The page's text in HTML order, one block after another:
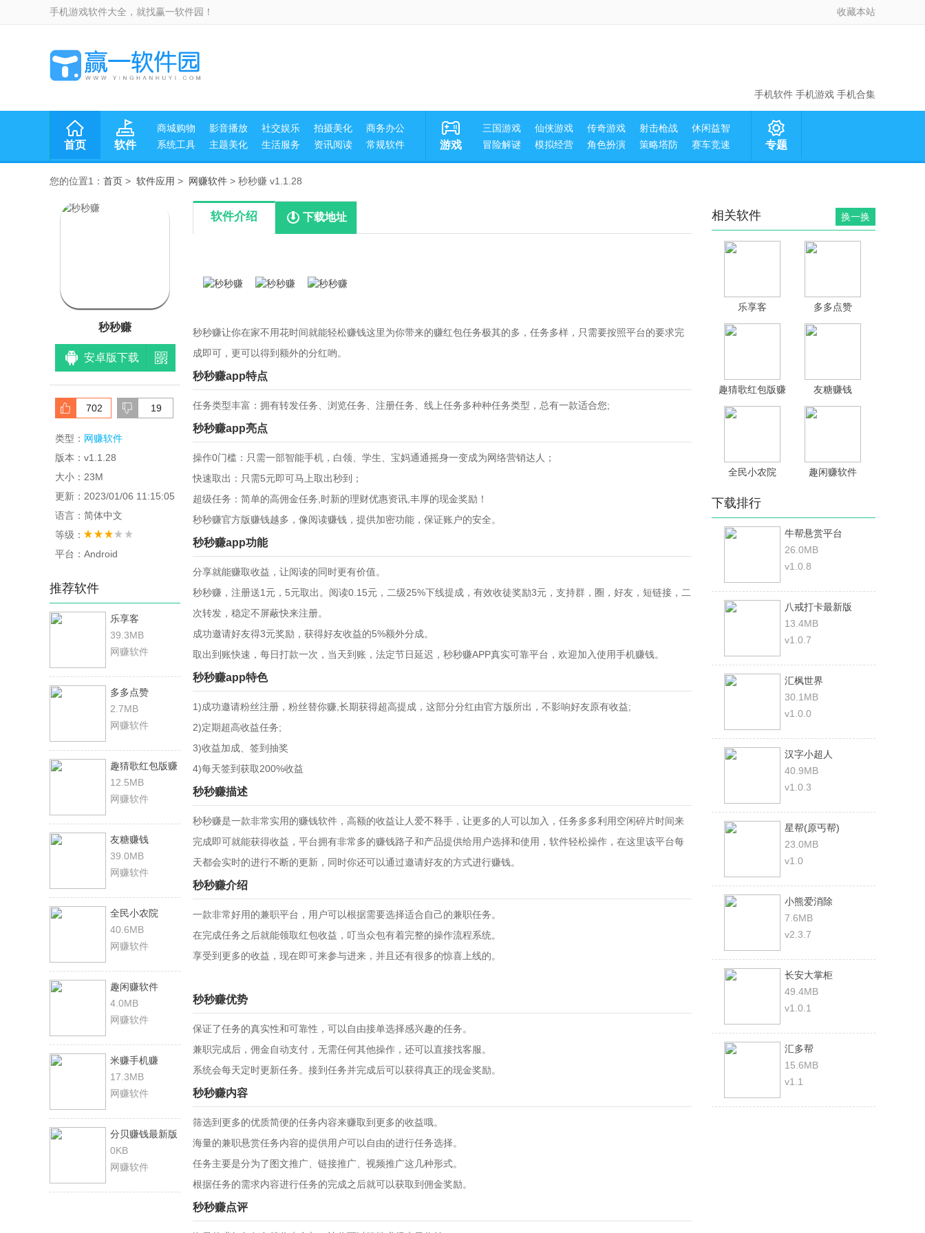
手机游戏软件大全，就找赢一软件园！ 收藏本站
手机软件 手机游戏 手机合集
首页 软件
商城购物 影音播放 社交娱乐 拍摄美化
商务办公
系统工具
主题美化 生活服务 资讯阅读 常规软件 游戏
三国游戏 仙侠游戏 传奇游戏 射击枪战
休闲益智
冒险解谜
模拟经营 角色扮演 策略塔防 赛车竞速 专题
您的位置1： 首页 > 软件应用 > 网赚软件 > 秒秒赚 v1.1.28
秒秒赚
安卓版下载
702 19
类型： 网赚软件
版本：v1.1.28
大小：23M
更新：2023/01/06 11:15:05
语言：简体中文
等级：
平台：Android
推荐软件
乐享客
39.3MB
网赚软件
多多点赞
2.7MB
网赚软件
趣猜歌红包版赚
钱
12.5MB
网赚软件
友糖赚钱
39.0MB
网赚软件
全民小农院
40.6MB
网赚软件
趣闲赚软件
4.0MB
网赚软件
米赚手机赚
17.3MB
网赚软件
分贝赚钱最新版
0KB
网赚软件
软件介绍 下载地址
秒秒赚让你在家不用花时间就能轻松赚钱这里为你带来的赚红包任务极其的多，任务多样，只需要按照平台的要求完
成即可，更可以得到额外的分红哟。
秒秒赚app特点
任务类型丰富：拥有转发任务、浏览任务、注册任务、线上任务多种种任务类型，总有一款适合您;
秒秒赚app亮点
操作0门槛：只需一部智能手机，白领、学生、宝妈通通摇身一变成为网络营销达人；
快速取出：只需5元即可马上取出秒到；
超级任务：简单的高佣金任务,时新的理财优惠资讯,丰厚的现金奖励！
秒秒赚官方版赚钱越多，像阅读赚钱，提供加密功能，保证账户的安全。
秒秒赚app功能
分享就能赚取收益，让阅读的同时更有价值。
秒秒赚，注册送1元，5元取出。阅读0.15元，二级25%下线提成，有效收徒奖励3元，支持群，圈，好友，短链接，二
次转发，稳定不屏蔽快来注册。
成功邀请好友得3元奖励，获得好友收益的5%额外分成。
取出到账快速，每日打款一次，当天到账，法定节日延迟，秒秒赚APP真实可靠平台，欢迎加入使用手机赚钱。
秒秒赚app特色
1)成功邀请粉丝注册，粉丝替你赚,长期获得超高提成，这部分分红由官方版所出，不影响好友原有收益;
2)定期超高收益任务;
3)收益加成、签到抽奖
4)每天签到获取200%收益
秒秒赚描述
秒秒赚是一款非常实用的赚钱软件，高额的收益让人爱不释手，让更多的人可以加入，任务多多利用空闲碎片时间来
完成即可就能获得收益，平台拥有非常多的赚钱路子和产品提供给用户选择和使用，软件轻松操作，在这里该平台每
天都会实时的进行不断的更新，同时你还可以通过邀请好友的方式进行赚钱。
秒秒赚介绍
一款非常好用的兼职平台，用户可以根据需要选择适合自己的兼职任务。
在完成任务之后就能领取红包收益，叮当众包有着完整的操作流程系统。
享受到更多的收益，现在即可来参与进来，并且还有很多的惊喜上线的。
秒秒赚优势
保证了任务的真实性和可靠性，可以自由接单选择感兴趣的任务。
兼职完成后，佣金自动支付，无需任何其他操作，还可以直接找客服。
系统会每天定时更新任务。接到任务并完成后可以获得真正的现金奖励。
秒秒赚内容
筛选到更多的优质简便的任务内容来赚取到更多的收益哦。
海量的兼职悬赏任务内容的提供用户可以自由的进行任务选择。
任务主要是分为了图文推广、链接推广、视频推广这几种形式。
根据任务的需求内容进行任务的完成之后就可以获取到佣金奖励。
秒秒赚点评
换一换
相关软件
乐享客 多多点赞
趣猜歌红包版赚
钱
友糖赚钱
全民小农院 趣闲赚软件
下载排行
牛帮悬赏平台
26.0MB
v1.0.8
八戒打卡最新版
13.4MB
v1.0.7
汇枫世界
30.1MB
v1.0.0
汉字小超人
40.9MB
v1.0.3
星帮(原丐帮)
23.0MB
v1.0
小熊爱消除
7.6MB
v2.3.7
长安大掌柜
49.4MB
v1.0.1
汇多帮
15.6MB
v1.1